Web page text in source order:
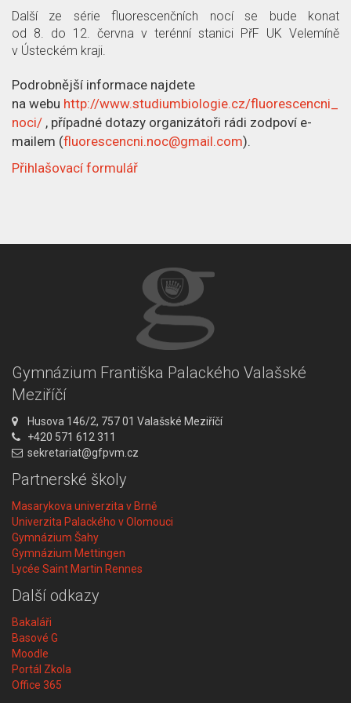
p
ě
t
l
á
n
e
k
c
e
č
k
Další ze série fluorescenčních nocí se bude konat
od 8. do 12. června v terénní stanici PřF UK Velemíně
v Ústeckém kraji.
Podrobnější informace najdete
na webu http://www.studiumbiologie.cz/fluorescencni_
noci/ , případné dotazy organizátoři rádi zodpoví e-
mailem (fluorescencni.noc@gmail.com).
Přihlašovací formulář
Gymnázium Františka Palackého Valašské
Meziříčí
A
d
r
s
Husova 146/2, 757 01 Valašské Meziříčí
T
e
e
+420 571 612 311
E
a
sekretariat@gfpvm.cz
Partnerské školy
Masarykova univerzita v Brně
Univerzita Palackého v Olomouci
Gymnázium Šahy
Gymnázium Mettingen
Lycée Saint Martin Rennes
Další odkazy
Bakaláři
Basové G
Moodle
Portál Zkola
Office 365